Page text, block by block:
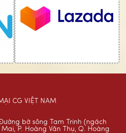
CG VIỆT NAM
bờ sông Tam Trinh (ngách
P. Hoàng Văn Thụ, Q. Hoàng